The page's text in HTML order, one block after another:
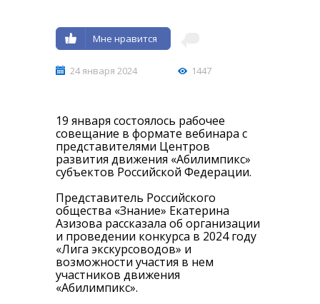
Мне нравится
24 января 2024 1447
19 января состоялось рабочее
совещание в формате вебинара с
представителями Центров
развития движения «Абилимпикс»
субъектов Российской Федерации.
Представитель Российского
общества «Знание» Екатерина
Азизова рассказала об организации
и проведении конкурса в 2024 году
«Лига экскурсоводов» и
возможности участия в нем
участников движения
«Абилимпикс».